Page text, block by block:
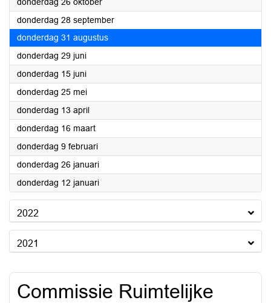
donderdag 28 september2023
donderdag 31 augustus2023
donderdag 29 juni2023
donderdag 15 juni2023
donderdag 25 mei2023
donderdag 13 april2023
donderdag 16 maart2023
donderdag 9 februari2023
donderdag 26 januari2023
donderdag 12 januari2023
2022
2021
Commissie Ruimtelijke